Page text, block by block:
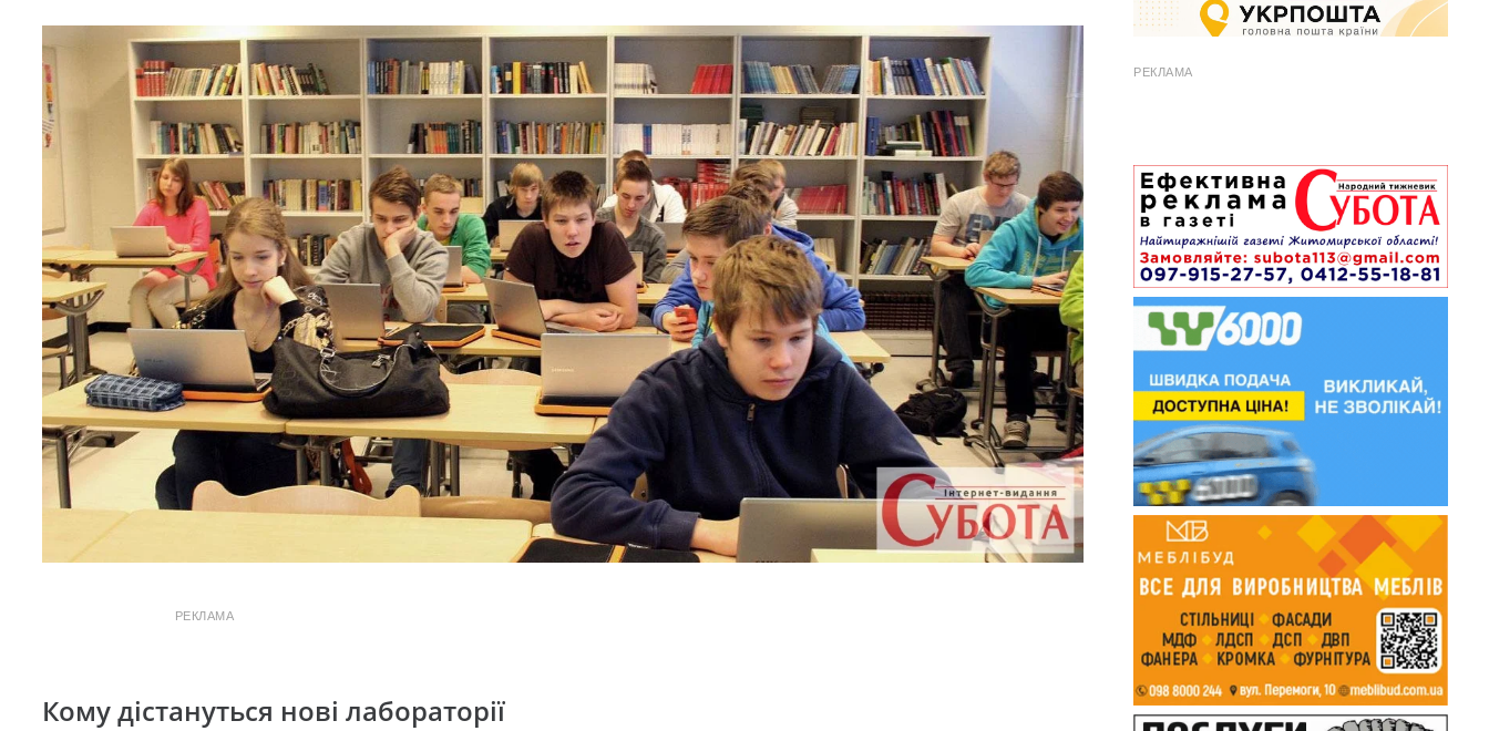
РЕКЛАМА
Кому дістануться нові лабораторії
РЕКЛАМА